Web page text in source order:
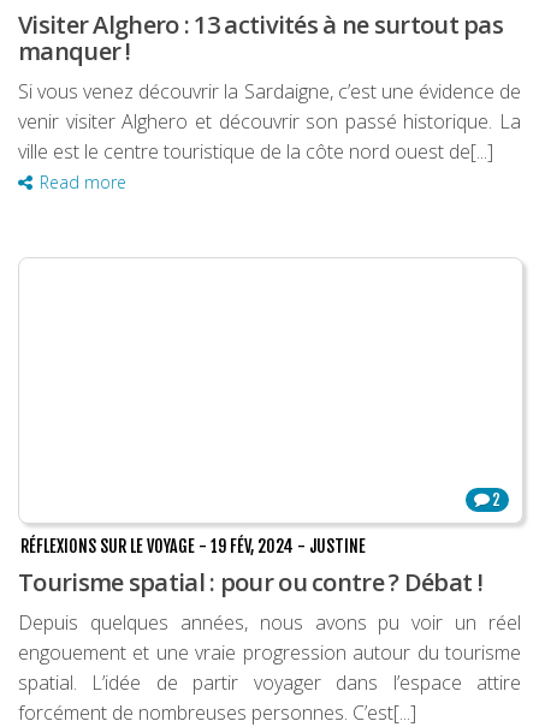
Visiter Alghero : 13 activités à ne surtout pas
manquer !
Si vous venez découvrir la Sardaigne, c’est une évidence de
venir visiter Alghero et découvrir son passé historique. La
ville est le centre touristique de la côte nord ouest de[...]
Read more
2
RÉFLEXIONS SUR LE VOYAGE - 19 FÉV, 2024 - JUSTINE
Tourisme spatial : pour ou contre ? Débat !
Depuis quelques années, nous avons pu voir un réel
engouement et une vraie progression autour du tourisme
spatial. L’idée de partir voyager dans l’espace attire
forcément de nombreuses personnes. C’est[...]